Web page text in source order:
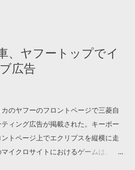
、ヤフートップでイ
広告
のヤフーのフロントページで三菱自
ィング広告が掲載された。キーボー
トページ上でエクリプスを縦横に走
イクロサイトにおけるゲームは、良